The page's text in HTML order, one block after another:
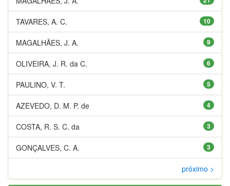
10
TAVARES, A. C.
9
MAGALHÃES, J. A.
6
OLIVEIRA, J. R. da C.
5
PAULINO, V. T.
4
AZEVEDO, D. M. P. de
3
COSTA, R. S. C. da
3
GONÇALVES, C. A.
próximo >